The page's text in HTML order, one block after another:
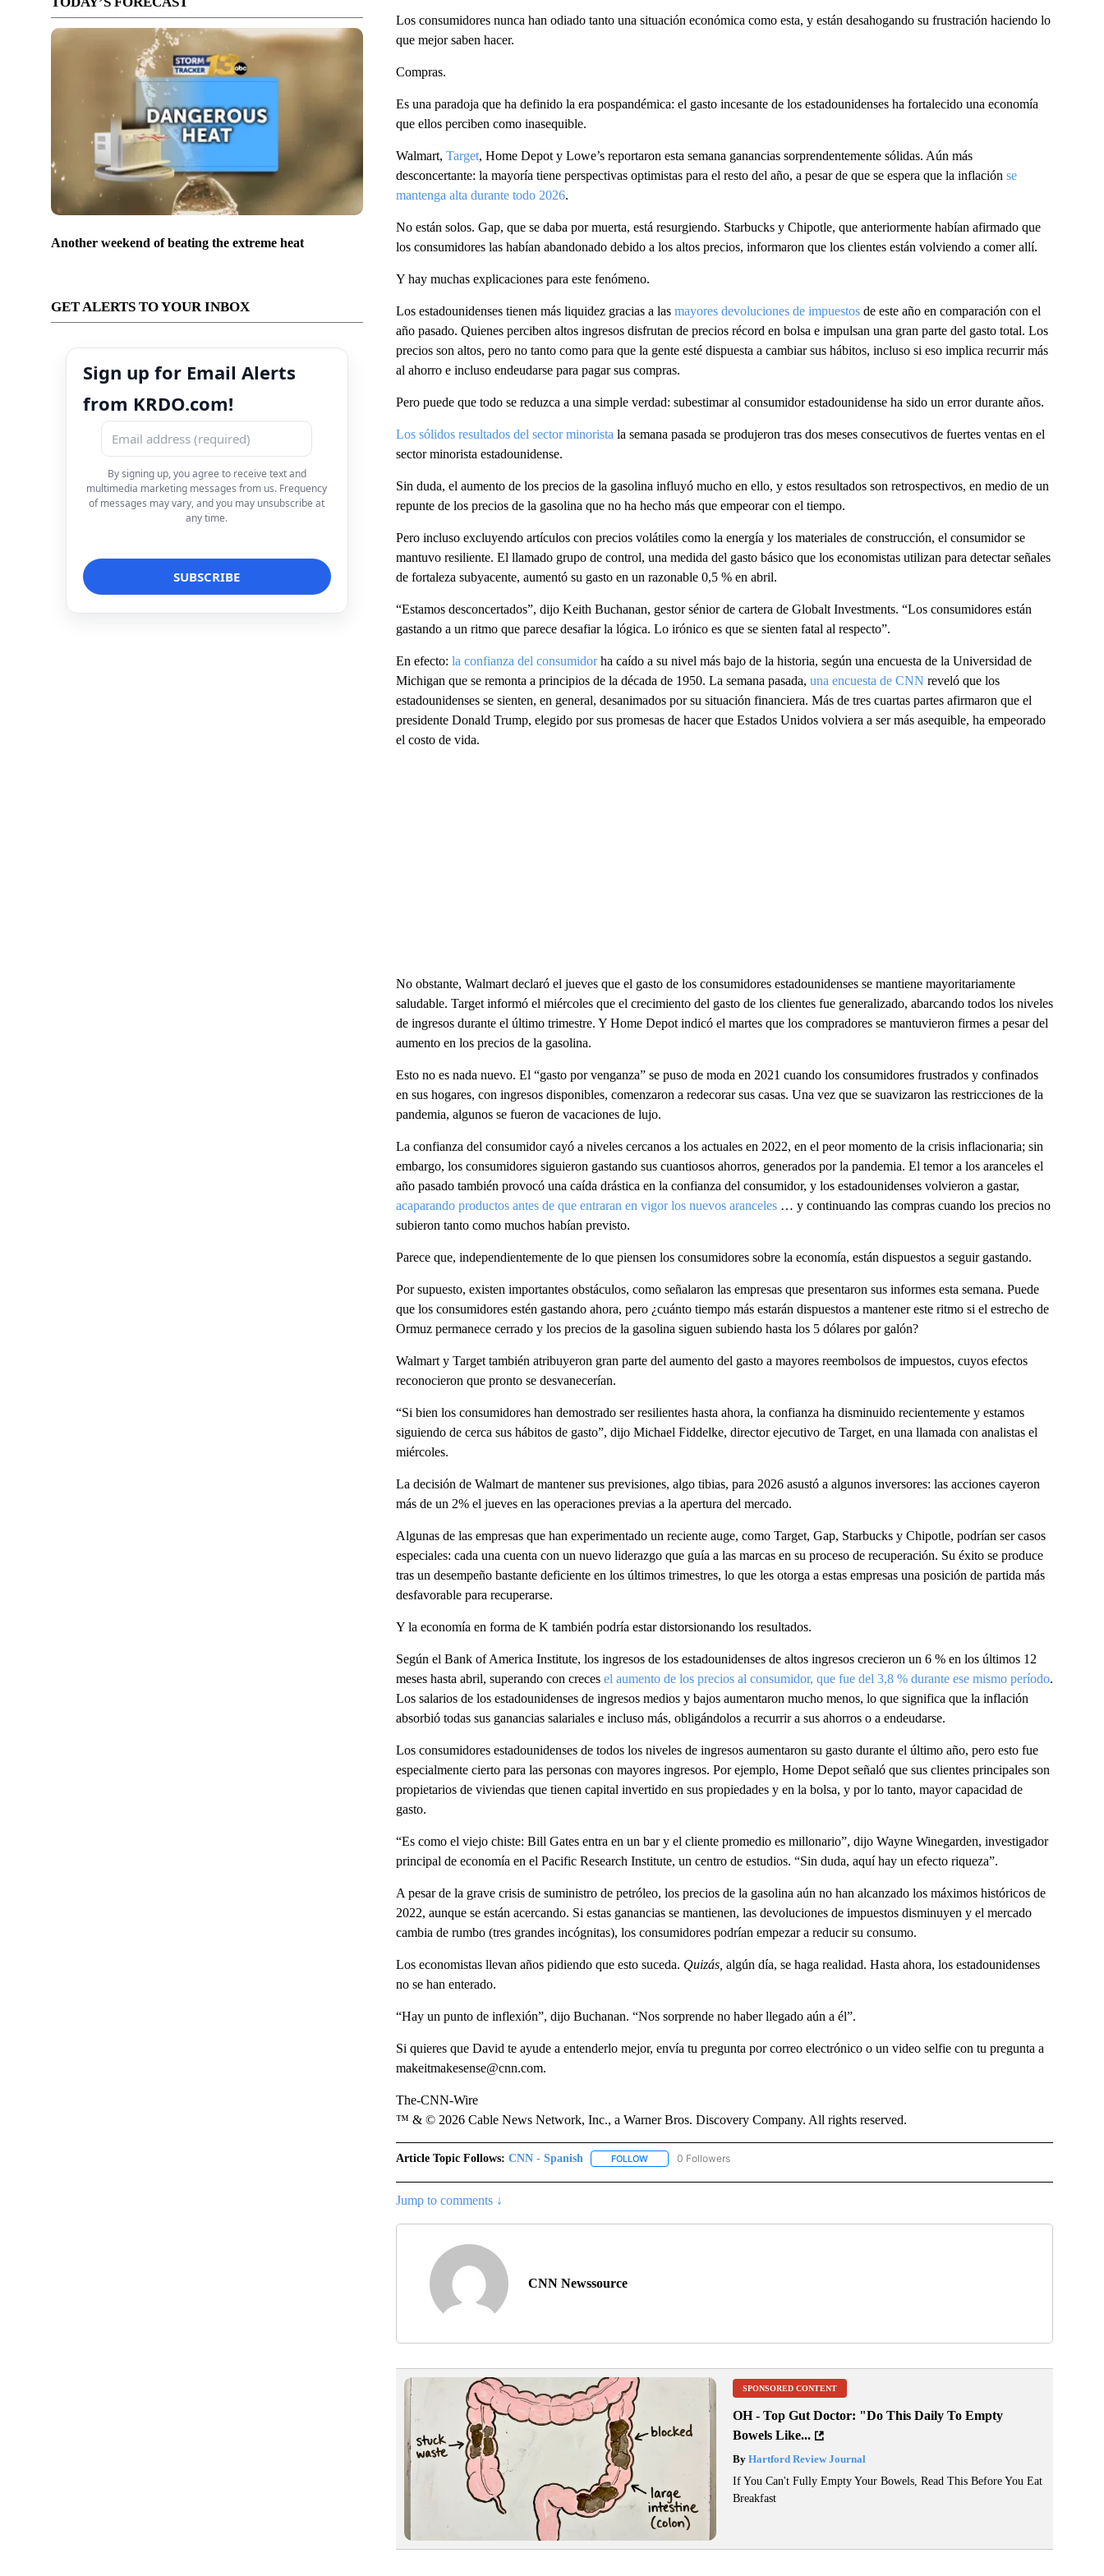
Another weekend of beating the extreme heat
GET ALERTS TO YOUR INBOX
Sign up for Email Alerts
from KRDO.com!
By signing up, you agree to receive text and
multimedia marketing messages from us. Frequency
of messages may vary, and you may unsubscribe at
any time.
Los consumidores nunca han odiado tanto una situación económica como esta, y están desahogando su frustración haciendo lo
que mejor saben hacer.
Compras.
Es una paradoja que ha definido la era pospandémica: el gasto incesante de los estadounidenses ha fortalecido una economía
que ellos perciben como inasequible.
Walmart, Target, Home Depot y Lowe’s reportaron esta semana ganancias sorprendentemente sólidas. Aún más
desconcertante: la mayoría tiene perspectivas optimistas para el resto del año, a pesar de que se espera que la inflación se
mantenga alta durante todo 2026.
No están solos. Gap, que se daba por muerta, está resurgiendo. Starbucks y Chipotle, que anteriormente habían afirmado que
los consumidores las habían abandonado debido a los altos precios, informaron que los clientes están volviendo a comer allí.
Y hay muchas explicaciones para este fenómeno.
Los estadounidenses tienen más liquidez gracias a las mayores devoluciones de impuestosde este año en comparación con el
año pasado. Quienes perciben altos ingresos disfrutan de precios récord en bolsa e impulsan una gran parte del gasto total. Los
precios son altos, pero no tanto como para que la gente esté dispuesta a cambiar sus hábitos, incluso si eso implica recurrir más
al ahorro e incluso endeudarse para pagar sus compras.
Pero puede que todo se reduzca a una simple verdad: subestimar al consumidor estadounidense ha sido un error durante años.
Los sólidos resultados del sector minorista la semana pasada se produjeron tras dos meses consecutivos de fuertes ventas en el
sector minorista estadounidense.
Sin duda, el aumento de los precios de la gasolina influyó mucho en ello, y estos resultados son retrospectivos, en medio de un
repunte de los precios de la gasolina que no ha hecho más que empeorar con el tiempo.
Pero incluso excluyendo artículos con precios volátiles como la energía y los materiales de construcción, el consumidor se
mantuvo resiliente. El llamado grupo de control, una medida del gasto básico que los economistas utilizan para detectar señales
de fortaleza subyacente, aumentó su gasto en un razonable 0,5 % en abril.
“Estamos desconcertados”, dijo Keith Buchanan, gestor sénior de cartera de Globalt Investments. “Los consumidores están
gastando a un ritmo que parece desafiar la lógica. Lo irónico es que se sienten fatal al respecto”.
En efecto: la confianza del consumidorha caído a su nivel más bajo de la historia, según una encuesta de la Universidad de
Michigan que se remonta a principios de la década de 1950. La semana pasada, una encuesta de CNN reveló que los
estadounidenses se sienten, en general, desanimados por su situación financiera. Más de tres cuartas partes afirmaron que el
presidente Donald Trump, elegido por sus promesas de hacer que Estados Unidos volviera a ser más asequible, ha empeorado
el costo de vida.
No obstante, Walmart declaró el jueves que el gasto de los consumidores estadounidenses se mantiene mayoritariamente
saludable. Target informó el miércoles que el crecimiento del gasto de los clientes fue generalizado, abarcando todos los niveles
de ingresos durante el último trimestre. Y Home Depot indicó el martes que los compradores se mantuvieron firmes a pesar del
aumento en los precios de la gasolina.
Esto no es nada nuevo. El “gasto por venganza” se puso de moda en 2021 cuando los consumidores frustrados y confinados
en sus hogares, con ingresos disponibles, comenzaron a redecorar sus casas. Una vez que se suavizaron las restricciones de la
pandemia, algunos se fueron de vacaciones de lujo.
La confianza del consumidor cayó a niveles cercanos a los actuales en 2022, en el peor momento de la crisis inflacionaria; sin
embargo, los consumidores siguieron gastando sus cuantiosos ahorros, generados por la pandemia. El temor a los aranceles el
año pasado también provocó una caída drástica en la confianza del consumidor, y los estadounidenses volvieron a gastar,
acaparando productos antes de que entraran en vigor los nuevos aranceles… y continuando las compras cuando los precios no
subieron tanto como muchos habían previsto.
Parece que, independientemente de lo que piensen los consumidores sobre la economía, están dispuestos a seguir gastando.
Por supuesto, existen importantes obstáculos, como señalaron las empresas que presentaron sus informes esta semana. Puede
que los consumidores estén gastando ahora, pero ¿cuánto tiempo más estarán dispuestos a mantener este ritmo si el estrecho de
Ormuz permanece cerrado y los precios de la gasolina siguen subiendo hasta los 5 dólares por galón?
Walmart y Target también atribuyeron gran parte del aumento del gasto a mayores reembolsos de impuestos, cuyos efectos
reconocieron que pronto se desvanecerían.
“Si bien los consumidores han demostrado ser resilientes hasta ahora, la confianza ha disminuido recientemente y estamos
siguiendo de cerca sus hábitos de gasto”, dijo Michael Fiddelke, director ejecutivo de Target, en una llamada con analistas el
miércoles.
La decisión de Walmart de mantener sus previsiones, algo tibias, para 2026 asustó a algunos inversores: las acciones cayeron
más de un 2% el jueves en las operaciones previas a la apertura del mercado.
Algunas de las empresas que han experimentado un reciente auge, como Target, Gap, Starbucks y Chipotle, podrían ser casos
especiales: cada una cuenta con un nuevo liderazgo que guía a las marcas en su proceso de recuperación. Su éxito se produce
tras un desempeño bastante deficiente en los últimos trimestres, lo que les otorga a estas empresas una posición de partida más
desfavorable para recuperarse.
Y la economía en forma de K también podría estar distorsionando los resultados.
Según el Bank of America Institute, los ingresos de los estadounidenses de altos ingresos crecieron un 6 % en los últimos 12
meses hasta abril, superando con creces el aumento de los precios al consumidor, que fue del 3,8 % durante ese mismo período.
Los salarios de los estadounidenses de ingresos medios y bajos aumentaron mucho menos, lo que significa que la inflación
absorbió todas sus ganancias salariales e incluso más, obligándolos a recurrir a sus ahorros o a endeudarse.
Los consumidores estadounidenses de todos los niveles de ingresos aumentaron su gasto durante el último año, pero esto fue
especialmente cierto para las personas con mayores ingresos. Por ejemplo, Home Depot señaló que sus clientes principales son
propietarios de viviendas que tienen capital invertido en sus propiedades y en la bolsa, y por lo tanto, mayor capacidad de
gasto.
“Es como el viejo chiste: Bill Gates entra en un bar y el cliente promedio es millonario”, dijo Wayne Winegarden, investigador
principal de economía en el Pacific Research Institute, un centro de estudios. “Sin duda, aquí hay un efecto riqueza”.
A pesar de la grave crisis de suministro de petróleo, los precios de la gasolina aún no han alcanzado los máximos históricos de
2022, aunque se están acercando. Si estas ganancias se mantienen, las devoluciones de impuestos disminuyen y el mercado
cambia de rumbo (tres grandes incógnitas), los consumidores podrían empezar a reducir su consumo.
Los economistas llevan años pidiendo que esto suceda. Quizás, algún día, se haga realidad. Hasta ahora, los estadounidenses
no se han enterado.
“Hay un punto de inflexión”, dijo Buchanan. “Nos sorprende no haber llegado aún a él”.
Si quieres que David te ayude a entenderlo mejor, envía tu pregunta por correo electrónico o un video selfie con tu pregunta a
makeitmakesense@cnn.com.
The-CNN-Wire
™ & © 2026 Cable News Network, Inc., a Warner Bros. Discovery Company. All rights reserved.
Article Topic Follows: CNN - Spanish FOLLOWFOLLOW "CNN - SPANISH" TO RECEIVE NOTIFICATIONS ABOUT NEW PAGES ON "CNN - SPANISH".
0 Followers
Jump to comments ↓
CNN Newssource
SPONSORED CONTENT
OH - Top Gut Doctor: "Do This Daily To Empty
Bowels Like...
ByHartford Review Journal
If You Can't Fully Empty Your Bowels, Read This Before You Eat
Breakfast